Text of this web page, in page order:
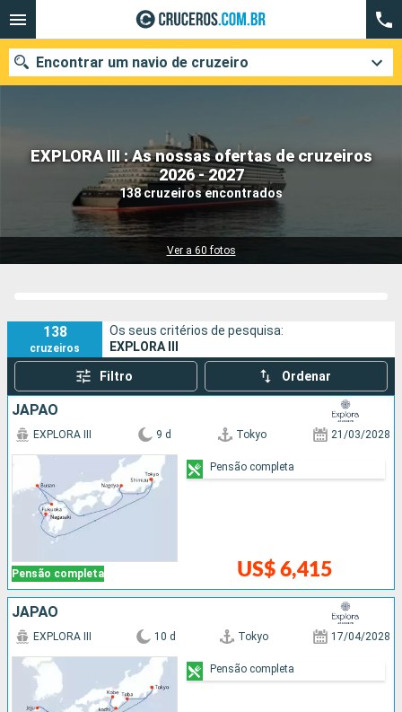
EXPLORA III : As nossas ofertas de cruzeiros
2026 - 2027
138 cruzeiros encontrados
Ver a 60 fotos
Encontrar um navio de cruzeiro
Quando ir?
Data de partida
138
cruzeiros
Os seus critérios de pesquisa:
EXPLORA III
Filtro Ordenar
JAPÃO
Pensão completa
EXPLORA III 9 d Tokyo 21/03/2028
US$ 6,415
Pensão completa
JAPÃO
EXPLORA III 10 d Tokyo 17/04/2028
Pensão completa